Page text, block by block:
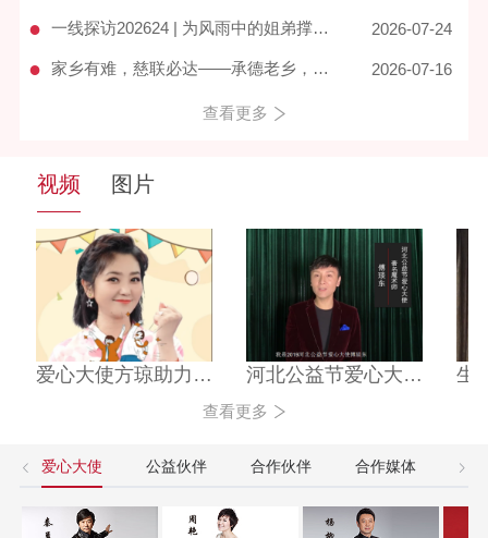
● 一线探访202624 | 为风雨中的姐弟撑起一片晴空 2026-07-24
● 家乡有难，慈联必达——承德老乡，我们来了！ 2026-07-16
查看更多
视频 图片
宋静华理事长参加第十届中国慈善年会与东润公益基金会理事长孔冬梅合影 国家民政部和省民政厅领导莅临我会调研指导党建工作
爱心大使方琼助力乡村儿童实现梦想 河北公益节爱心大使——傅琰东
查看更多
爱心大使 公益伙伴 合作伙伴 合作媒体 友